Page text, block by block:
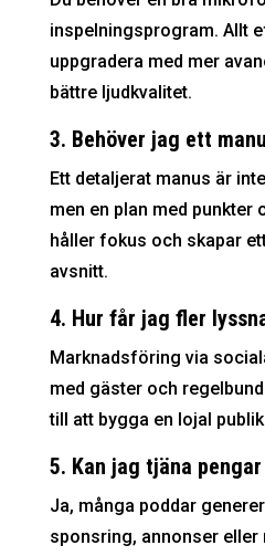
inspelningsprogram. Allt
uppgradera med mer
bättre ljudkvalitet.
3. Behöver jag ett
Ett detaljerat manus är
men en plan med
håller fokus och skapar
avsnitt.
4. Hur får jag fler
Marknadsföring via
med gäster och
till att bygga en lojal
5. Kan jag tjäna
Ja, många poddar
sponsring, annonser eller